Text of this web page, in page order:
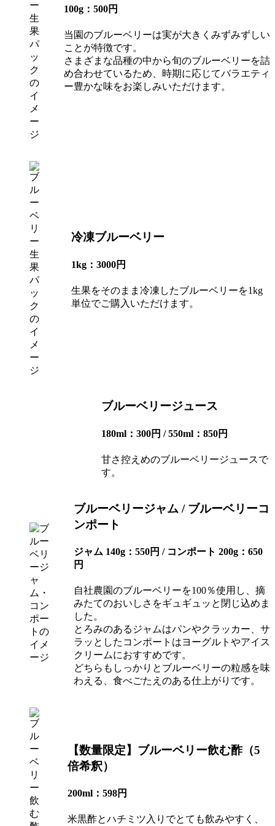
100g：500円
当園のブルーベリーは実が大きくみずみずしい
ことが特徴です。
さまざまな品種の中から旬のブルーベリーを詰
め合わせているため、時期に応じてバラエティ
ー豊かな味をお楽しみいただけます。
冷凍ブルーベリー
1kg：3000円
生果をそのまま冷凍したブルーベリーを1kg
単位でご購入いただけます。
ブルーベリージュース
180ml：300円 / 550ml：850円
甘さ控えめのブルーベリージュースで
す。
ブルーベリージャム / ブルーベリーコ
ンポート
ジャム 140g：550円 / コンポート 200g：650
円
自社農園のブルーベリーを100％使用し、摘
みたてのおいしさをギュギュッと閉じ込めま
した。
とろみのあるジャムはパンやクラッカー、サ
ラッとしたコンポートはヨーグルトやアイス
クリームにおすすめです。
どちらもしっかりとブルーベリーの粒感を味
わえる、食べごたえのある仕上がりです。
【数量限定】ブルーベリー飲む酢（5
倍希釈）
200ml：598円
米黒酢とハチミツ入りでとても飲みやすく、